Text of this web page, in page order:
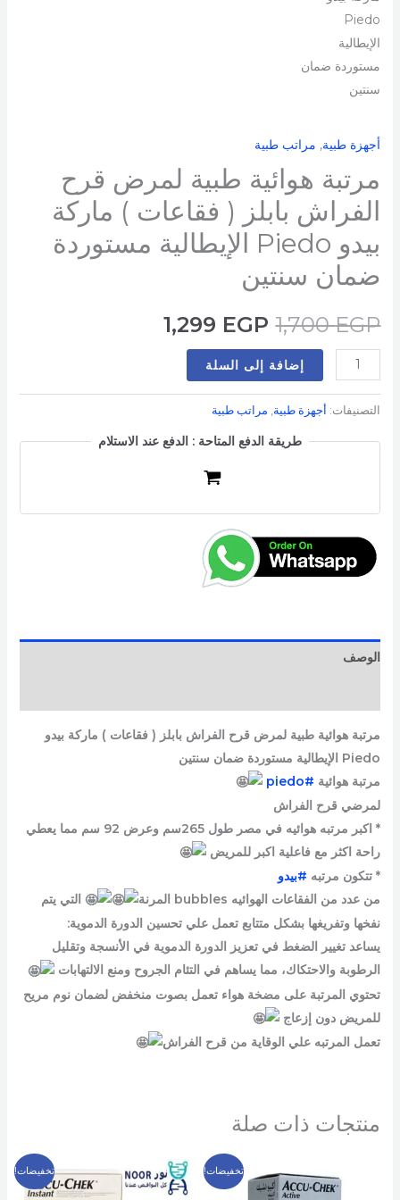
أجهزة طبية, مراتب طبية
مرتبة هوائية طبية لمرض قرح
الفراش بابلز ( فقاعات ) ماركة
بيدو Piedo الإيطالية مستوردة
ضمان سنتين
1,700EGP
1,299 EGP
بابلز
(
فقاعات
)
ماركة
Piedo
مستوردة
ضمان
سنتين
إضافة إلى السلة
التصنيفات: أجهزة طبية, مراتب طبية
طريقة الدفع المتاحة : الدفع عند الاستلام
الوصف
مرتبة هوائية طبية لمرض قرح الفراش بابلز ( فقاعات ) ماركة بيدو
Piedo الإيطالية مستوردة ضمان سنتين
مرتبة هوائية #piedo
لمرضي قرح الفراش
* اكبر مرتبه هوائيه في مصر طول 265سم وعرض 92 سم مما يعطي
راحة اكثر مع فاعلية اكبر للمريض
* تتكون مرتبه #بيدو
من عدد من الفقاعات الهوائيه bubbles المرنة
التي يتم
نفخها وتفريغها بشكل متتابع تعمل علي تحسين الدورة الدموية:
يساعد تغيير الضغط في تعزيز الدورة الدموية في الأنسجة وتقليل
الرطوبة والاحتكاك، مما يساهم في التئام الجروح ومنع الالتهابات
تحتوي المرتبة على مضخة هواء تعمل بصوت منخفض لضمان نوم مريح
للمريض دون إزعاج
تعمل المرتبه علي الوقاية من قرح الفراش
منتجات ذات صلة
تخفيضات!
الأصلي
هو:
الحالي
هو:
تخفيضات!
الأصلي
الحالي
هو: